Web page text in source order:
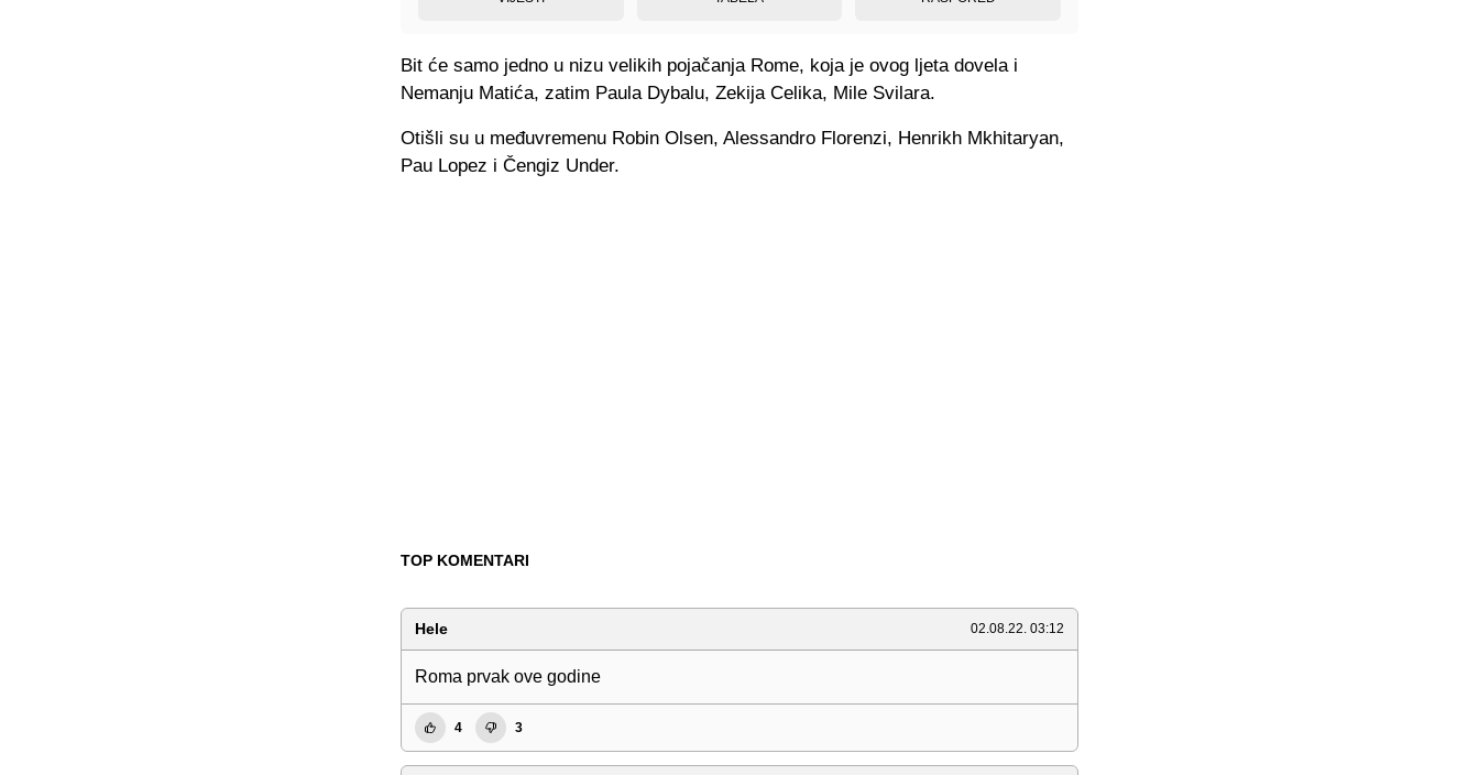
Bit će samo jedno u nizu velikih pojačanja Rome, koja je ovog ljeta dovela i
Nemanju Matića, zatim Paula Dybalu, Zekija Celika, Mile Svilara.
Otišli su u međuvremenu Robin Olsen, Alessandro Florenzi, Henrikh Mkhitaryan,
Pau Lopez i Čengiz Under.
TOP KOMENTARI
Hele 02.08.22. 03:12
Roma prvak ove godine
4 3